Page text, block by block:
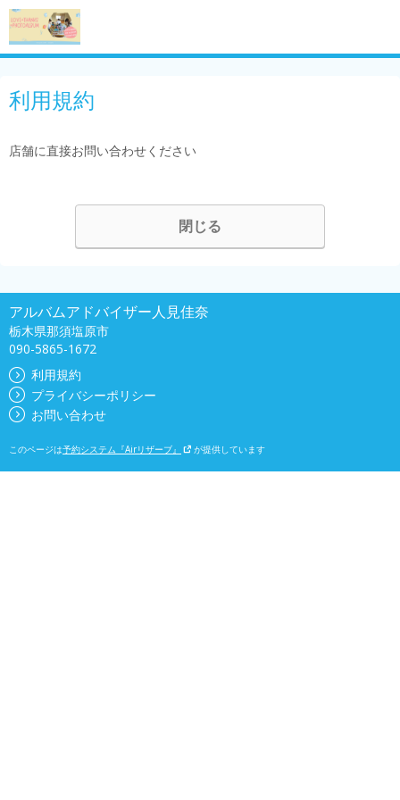
利用規約
店舗に直接お問い合わせください
閉じる
アルバムアドバイザー人見佳奈
栃木県那須塩原市
090-5865-1672
利用規約
プライバシーポリシー
お問い合わせ
このページは予約システム『Airリザーブ』 が提供しています